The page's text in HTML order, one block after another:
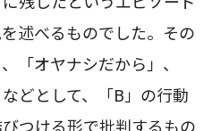
述べるものでした。その
「オヤナシだから」、
どとして、「B」の行動
つける形で批判するもの